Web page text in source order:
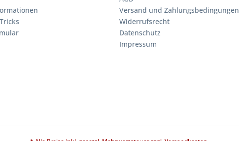
Versand und Zahlungsbedingungen
Widerrufsrecht
Datenschutz
Impressum